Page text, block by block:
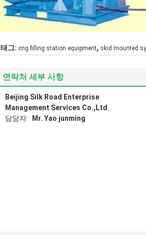
태그: cng filling station equipment, skid mounted
연락처 세부 사항
Beijing Silk Road Enterprise
Management Services Co.,Ltd.
담당자:
Mr. Yao junming